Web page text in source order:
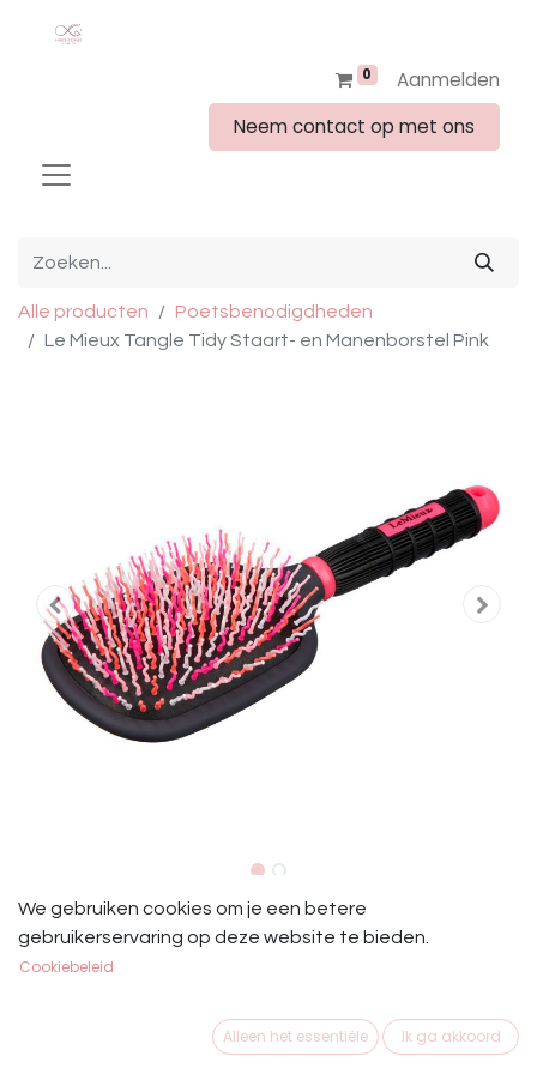
0
Aanmelden
Neem contact op met ons
Alle producten
Poetsbenodigdheden
Le Mieux Tangle Tidy Staart- en Manenborstel Pink
Le Mieux Tangle Tidy Staart- en
Manenborstel Pink
We gebruiken cookies om je een betere
gebruikerservaring op deze website te bieden.
Cookiebeleid
Alleen het essentiële Ik ga akkoord